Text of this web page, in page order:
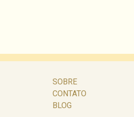
SOBRE
CONTATO
BLOG